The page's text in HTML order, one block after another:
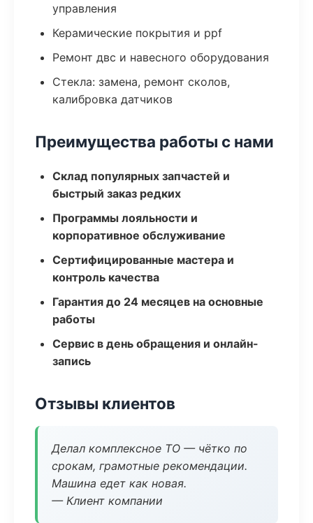
управления
Керамические покрытия и ppf
Ремонт двс и навесного оборудования
Стекла: замена, ремонт сколов,
калибровка датчиков
Преимущества работы с нами
Склад популярных запчастей и
быстрый заказ редких
Программы лояльности и
корпоративное обслуживание
Сертифицированные мастера и
контроль качества
Гарантия до 24 месяцев на основные
работы
Сервис в день обращения и онлайн-
запись
Отзывы клиентов
Делал комплексное ТО — чётко по
срокам, грамотные рекомендации.
Машина едет как новая.
— Клиент компании